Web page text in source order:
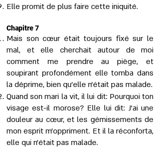
Elle promit de plus faire cette iniquité.
Chapitre 7
Mais son cœur était toujours fixé sur le
mal, et elle cherchait autour de moi
comment me prendre au piège, et
soupirant profondément elle tomba dans
la déprime, bien qu’elle n'était pas malade.
Quand son mari la vit, il lui dit: Pourquoi ton
visage est-il morose? Elle lui dit: J’ai une
douleur au cœur, et les gémissements de
mon esprit m’oppriment. Et il la réconforta,
elle qui n’était pas malade.